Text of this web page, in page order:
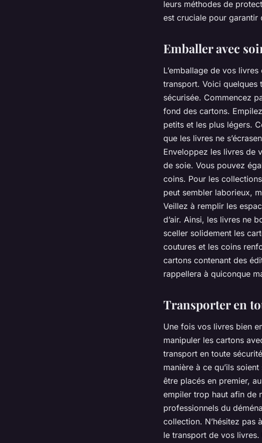
leurs méthodes de
est cruciale pour garantir
Emballer avec
L’emballage de vos
transport. Voici quelques
sécurisée. Commencez
fond des cartons.
petits et les plus légers.
que les livres ne
Enveloppez les livres de
de soie. Vous pouvez
coins. Pour les
peut sembler laborieux,
Veillez à remplir les
d’air. Ainsi, les livres ne
sceller solidement les
coutures et les coins
cartons contenant des
rappellera à quiconque
Transporter en
Une fois vos livres bien
manipuler les cartons
transport en toute
manière à ce qu’ils
être placés en premier,
empiler trop haut afin de
professionnels du
collection. N’hésitez pas
le transport de vos